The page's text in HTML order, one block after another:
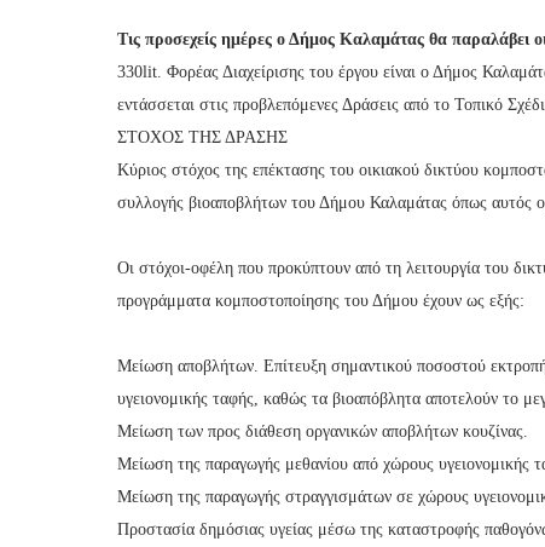
Τις προσεχείς ημέρες ο Δήμος Καλαμάτας θα παραλάβει
330lit. Φορέας Διαχείρισης του έργου είναι ο Δήμος
εντάσσεται στις προβλεπόμενες Δράσεις από το Τοπικό
ΣΤΟΧΟΣ ΤΗΣ ΔΡΑΣΗΣ
Κύριος στόχος της επέκτασης του οικιακού δικτύου
συλλογής βιοαποβλήτων του Δήμου Καλαμάτας όπως αυτός
Οι στόχοι-οφέλη που προκύπτουν από τη λειτουργία του
προγράμματα κομποστοποίησης του Δήμου έχουν ως εξής:
Μείωση αποβλήτων. Επίτευξη σημαντικού ποσοστού
υγειονομικής ταφής, καθώς τα βιοαπόβλητα αποτελούν το
Μείωση των προς διάθεση οργανικών αποβλήτων κουζίνας.
Μείωση της παραγωγής μεθανίου από χώρους υγειονομικής
Μείωση της παραγωγής στραγγισμάτων σε χώρους
Προστασία δημόσιας υγείας μέσω της καταστροφής